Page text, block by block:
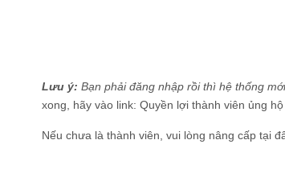
Lưu ý: Bạn phải đăng nhập rồi thì hệ thống
xong, hãy vào link: Quyền lợi thành viên ủng
Nếu chưa là thành viên, vui lòng nâng cấp tại